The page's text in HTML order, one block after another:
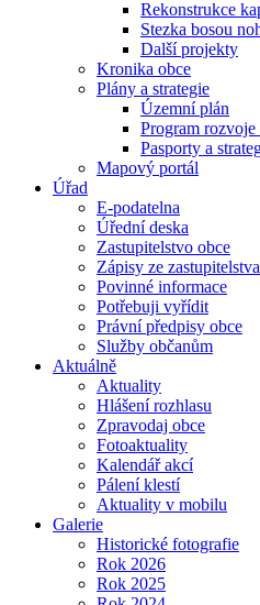
Rekonstrukce
Stezka bosou
Další projekty
Kronika obce
Plány a strategie
Územní plán
Program rozvoje
Pasporty a
Mapový portál
Úřad
E-podatelna
Úřední deska
Zastupitelstvo obce
Zápisy ze zastupitelstva
Povinné informace
Potřebuji vyřídit
Právní předpisy obce
Služby občanům
Aktuálně
Aktuality
Hlášení rozhlasu
Zpravodaj obce
Fotoaktuality
Kalendář akcí
Pálení klestí
Aktuality v mobilu
Galerie
Historické fotografie
Rok 2026
Rok 2025